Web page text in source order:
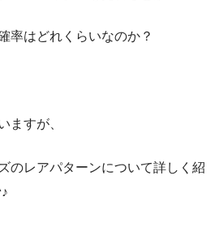
率はどれくらいなのか？
ますが、
のレアパターンについて詳しく紹